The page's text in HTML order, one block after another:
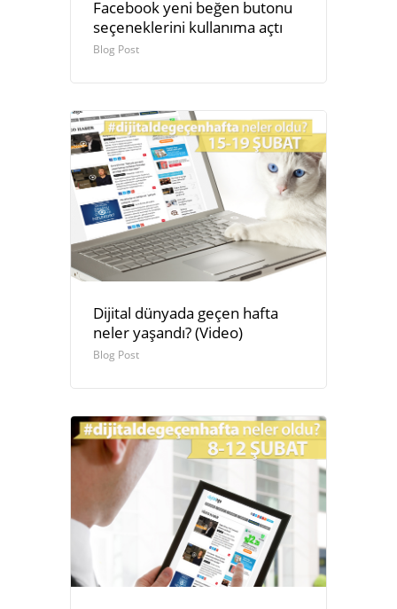
Facebook yeni beğen butonu
seçeneklerini kullanıma açtı
Blog Post
Dijital dünyada geçen hafta
neler yaşandı? (Video)
Blog Post